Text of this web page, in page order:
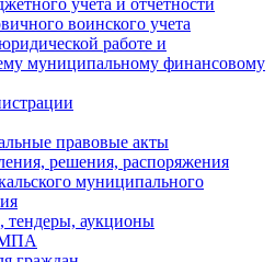
воинского учета
работе и
муниципальному финансовому
правовые акты
решения, распоряжения
муниципального
тендеры, аукционы
МПА